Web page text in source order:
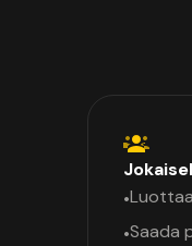
•
•Saada